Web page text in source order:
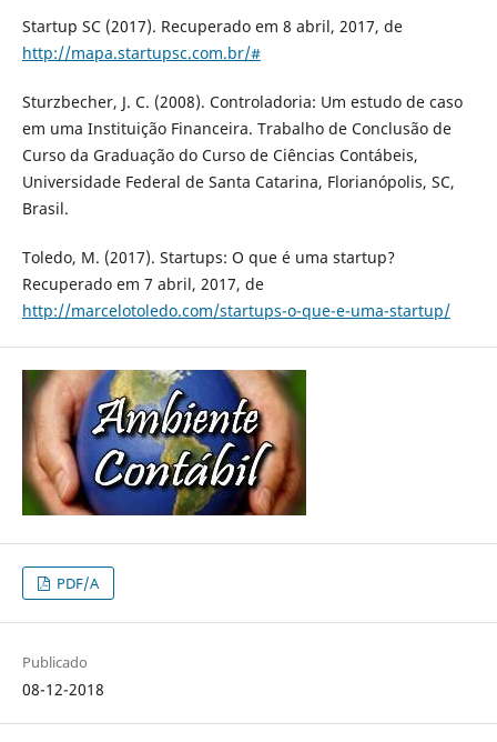
Startup SC (2017). Recuperado em 8 abril, 2017, de
http://mapa.startupsc.com.br/#
Sturzbecher, J. C. (2008). Controladoria: Um estudo de caso
em uma Instituição Financeira. Trabalho de Conclusão de
Curso da Graduação do Curso de Ciências Contábeis,
Universidade Federal de Santa Catarina, Florianópolis, SC,
Brasil.
Toledo, M. (2017). Startups: O que é uma startup?
Recuperado em 7 abril, 2017, de
http://marcelotoledo.com/startups-o-que-e-uma-startup/
PDF/A
Publicado
08-12-2018